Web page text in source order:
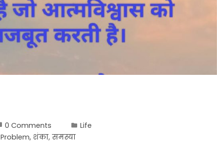
0 Comments
Life
Problem, शंका, समस्या